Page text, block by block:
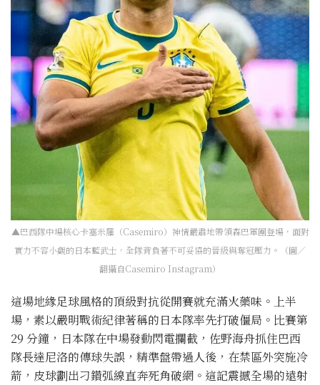
▲巴西隊中場核心卡塞米羅（Casemiro）神情嚴肅地帶領森巴軍團登場，面對
實力不容小覷的日本藍武士，全隊背負著不可妥協的晉級與奪冠壓力。（圖／
翻攝自Casemiro Instagram）
這場地緣足球風格的頂級對抗從開賽就充滿火藥味。上半
場，素以嚴明戰術紀律著稱的日本隊率先打破僵局。比賽第
29 分鐘，日本隊在中場發動閃電攔截，佐野海舟抓住巴西
隊長達尼洛的傳球失誤，精準盤帶過人後，在禁區外突施冷
箭，皮球劃出刁鑽弧線直奔死角破網。這記震撼全場的遠射